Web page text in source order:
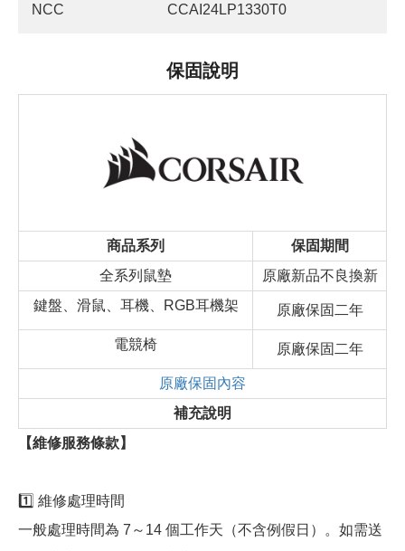
NCC CCAI24LP1330T0
保固說明
商品系列
保固期間
全系列鼠墊
原廠新品不良換新
鍵盤、滑鼠、耳機、RGB耳機架
原廠保固二年
電競椅 原廠保固二年
原廠保固內容
補充說明
【維修服務條款】
1️⃣ 維修處理時間
一般處理時間為 7～14 個工作天（不含例假日）。如需送